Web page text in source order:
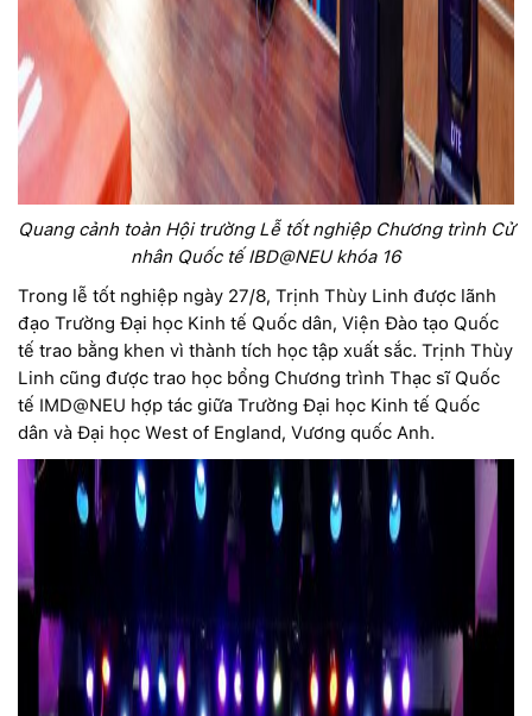
Quang cảnh toàn Hội trường Lễ tốt nghiệp Chương trình Cử
nhân Quốc tế IBD@NEU khóa 16
Trong lễ tốt nghiệp ngày 27/8, Trịnh Thùy Linh được lãnh
đạo Trường Đại học Kinh tế Quốc dân, Viện Đào tạo Quốc
tế trao bằng khen vì thành tích học tập xuất sắc. Trịnh Thùy
Linh cũng được trao học bổng Chương trình Thạc sĩ Quốc
tế IMD@NEU hợp tác giữa Trường Đại học Kinh tế Quốc
dân và Đại học West of England, Vương quốc Anh.